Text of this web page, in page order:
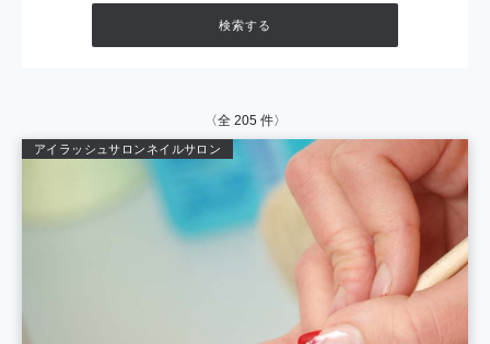
〈全 205件〉
アイラッシュサロン ネイルサロン